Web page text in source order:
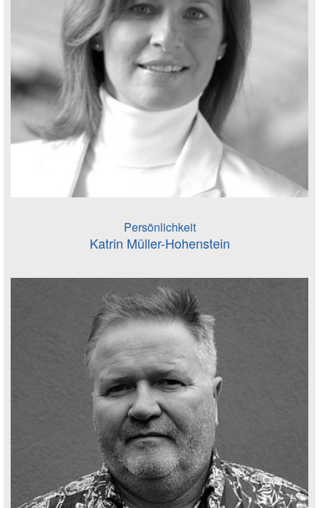
Persönlichkeit
Katrin Müller-Hohenstein